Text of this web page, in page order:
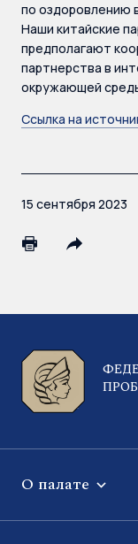
по оздоровлению
Наши китайские
предполагают
партнерства в
окружающей
Ссылка на
15 сентября 2023
О палате